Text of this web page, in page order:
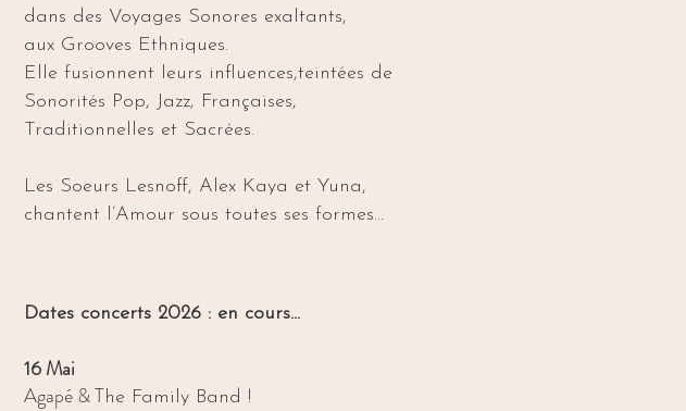
dans des Voyages Sonores exaltants,
aux Grooves Ethniques.
Elle fusionnent leurs influences,teintées de
Sonorités Pop, Jazz, Françaises,
Traditionnelles et Sacrées.
Les Soeurs Lesnoff, Alex Kaya et Yuna,
chantent l’Amour sous toutes ses formes...
Dates concerts 2026 : en cours...
16 Mai
Agapé & The Family Band !